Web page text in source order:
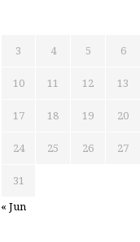
3 4 5 6
10 11 12 13
17 18 19 20
24 25 26 27
31
« Jun